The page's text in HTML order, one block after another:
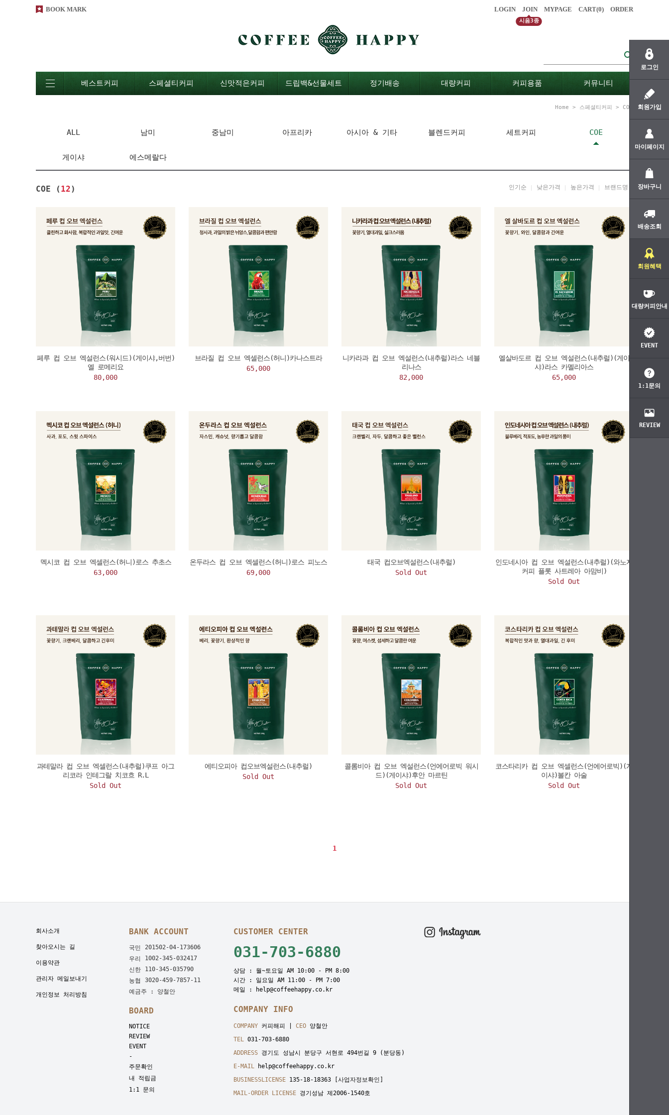
로그인
회원가입
마이페이지
장바구니
배송조회
회원혜택
대량커피안내
EVENT
1:1문의
REVIEW
BOOK MARK LOGIN JOIN
시음3종
MYPAGE CART(0) ORDER
베스트커피 스페셜티커피 신맛적은커피 드립백&선물세트 정기배송 대량커피 커피용품 커뮤니티
Home > 스페셜티커피 > COE
ALL 남미 중남미 아프리카 아시아 & 기타 블렌드커피 세트커피 COE
게이샤 에스메랄다
COE ( 12) 인기순 낮은가격 높은가격 브랜드명
페루 컵 오브 엑설런스(워시드)(게이샤,버번)
엘 로메리요
80,000
브라질 컵 오브 엑셀런스(허니)카나스트라
65,000
니카라과 컵 오브 엑설런스(내추럴)라스 네블
리나스
82,000
엘살바도르 컵 오브 엑설런스(내추럴)(게이
샤)라스 카멜리아스
65,000
멕시코 컵 오브 엑셀런스(허니)로스 추초스
63,000
온두라스 컵 오브 엑셀런스(허니)로스 피노스
69,000
태국 컵오브엑설런스(내추럴)
Sold Out
인도네시아 컵 오브 엑설런스(내추럴)(와노자
커피 플롯 사트레아 아맘비)
Sold Out
과테말라 컵 오브 엑셀런스(내추럴)쿠프 아그
리코라 인테그랄 치코흐 R.L
Sold Out
에티오피아 컵오브엑설런스(내추럴)
Sold Out
콜롬비아 컵 오브 엑설런스(언에어로빅 워시
드)(게이샤)후안 마르틴
Sold Out
코스타리카 컵 오브 엑셀런스(언에어로빅)(게
이샤)볼칸 아술
Sold Out
1
회사소개
찾아오시는 길
이용약관
관리자 메일보내기
개인정보 처리방침
BANK ACCOUNT
국민
201502-04-173606
우리
1002-345-032417
신한
110-345-035790
농협
3020-459-7857-11
예금주 : 양철안
BOARD
NOTICE
REVIEW
EVENT
-
주문확인
내 적립금
1:1 문의
CUSTOMER CENTER
031-703-6880
상담 : 월~토요일 AM 10:00 - PM 8:00
시간 : 일요일 AM 11:00 - PM 7:00
메일 : help@coffeehappy.co.kr
COMPANY INFO
COMPANY 커피해피 | CEO 양철안
TEL 031-703-6880
ADDRESS 경기도 성남시 분당구 서현로 494번길 9 (분당동)
E-MAIL help@coffeehappy.co.kr
BUSINESSLICENSE 135-18-18363
[사업자정보확인]
MAIL-ORDER LICENSE 경기성남 제2006-1540호